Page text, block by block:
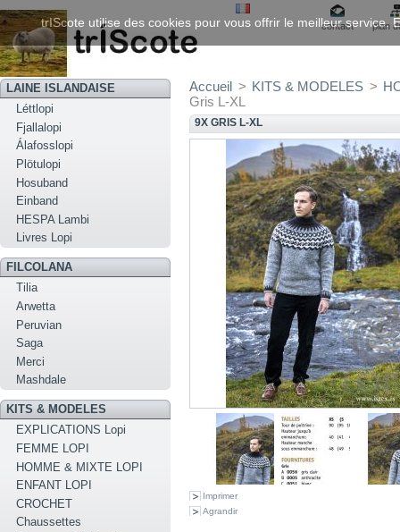
contact plan
LAINE ISLANDAISE
Léttlopi
Fjallalopi
Álafosslopi
Plötulopi
Hosuband
Einband
HESPA Lambi
Livres Lopi
FILCOLANA
Tilia
Arwetta
Peruvian
Saga
Merci
Mashdale
KITS & MODELES
EXPLICATIONS Lopi
FEMME LOPI
HOMME & MIXTE LOPI
ENFANT LOPI
CROCHET
Chaussettes
Accueil > KITS & MODELES >
Gris L-XL
9X GRIS L-XL
Imprimer
Agrandir
trIScote utilise des cookies pour vous offrir le meilleur